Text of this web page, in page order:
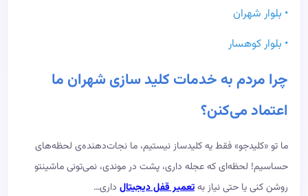
• بلوار شهران
• بلوار کوهسار
چرا مردم به خدمات کلید سازی شهران ما
اعتماد می‌کنن؟
ما تو «کلیدجو» فقط یه کلیدساز نیستیم، ما نجات‌دهنده‌ی لحظه‌های
حساسیم! لحظه‌ای که عجله داری، پشت در موندی، نمی‌تونی ماشینتو
روشن کنی یا حتی نیاز بهتعمیر قفل دیجیتال داری…